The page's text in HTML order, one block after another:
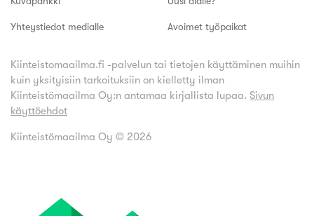
Yhteystiedot medialle Avoimet työpaikat
Kiinteistomaailma.fi -palvelun tai tietojen käyttäminen muihin
kuin yksityisiin tarkoituksiin on kielletty ilman
Kiinteistömaailma Oy:n antamaa kirjallista lupaa. Sivun
käyttöehdot
Kiinteistömaailma Oy © 2026